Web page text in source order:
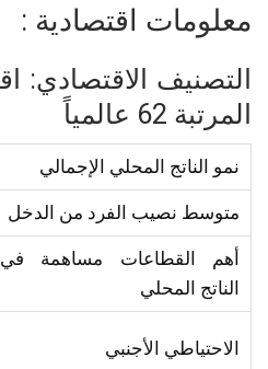
معلومات اقتصادية :
التصنيف الاقتصادي:
المرتبة 62 عالمياً
نمو الناتج المحلي الإجمالي
متوسط نصيب الفرد من الدخل
أهم القطاعات مساهمة في
الناتج المحلي
الاحتياطي الأجنبي